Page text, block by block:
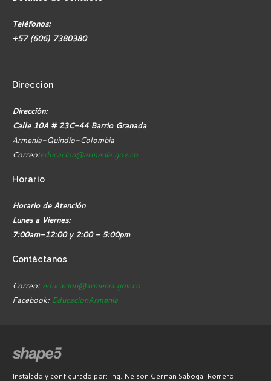
Teléfonos:
+57 (606) 7380380
Direccion
Dirección:
Calle 10A # 23C-44 Barrio Granada
Armenia-Quindío-Colombia
Correo:educacion@armenia.gov.co
Horario
Horario de Atención
Lunes a Viernes:
7:00am-12:00 y 2:00 - 5:00pm
Contáctanos
Correo: educacion@armenia.gov.co
Facebook: EducacionArmenia
Instalado y configurado por: Ing. Nelson German Sabogal Romero